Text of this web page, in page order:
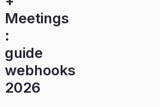
Meetings
:
guide
webhooks
2026